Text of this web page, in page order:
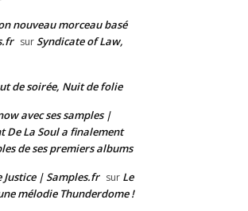
nouveau morceau basé
surSyndicate of Law,
de soirée, Nuit de folie
avec ses samples |
De La Soul a finalement
de ses premiers albums
Justice | Samples.fr sur Le
mélodie Thunderdome !